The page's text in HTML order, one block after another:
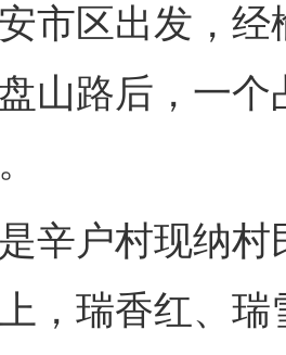
区出发，经
山路后，一
户村现纳村
，瑞香红、